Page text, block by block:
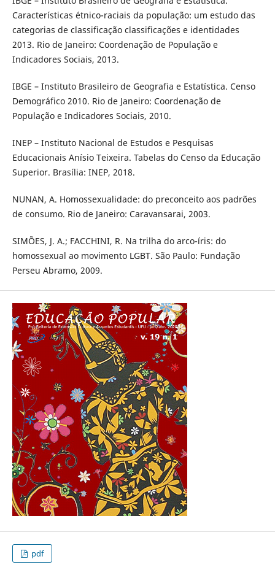
Características étnico-raciais da população: um estudo das
categorias de classificação classificações e identidades
2013. Rio de Janeiro: Coordenação de População e
Indicadores Sociais, 2013.
IBGE – Instituto Brasileiro de Geografia e Estatística. Censo
Demográfico 2010. Rio de Janeiro: Coordenação de
População e Indicadores Sociais, 2010.
INEP – Instituto Nacional de Estudos e Pesquisas
Educacionais Anísio Teixeira. Tabelas do Censo da Educação
Superior. Brasília: INEP, 2018.
NUNAN, A. Homossexualidade: do preconceito aos padrões
de consumo. Rio de Janeiro: Caravansarai, 2003.
SIMÕES, J. A.; FACCHINI, R. Na trilha do arco-íris: do
homossexual ao movimento LGBT. São Paulo: Fundação
Perseu Abramo, 2009.
pdf